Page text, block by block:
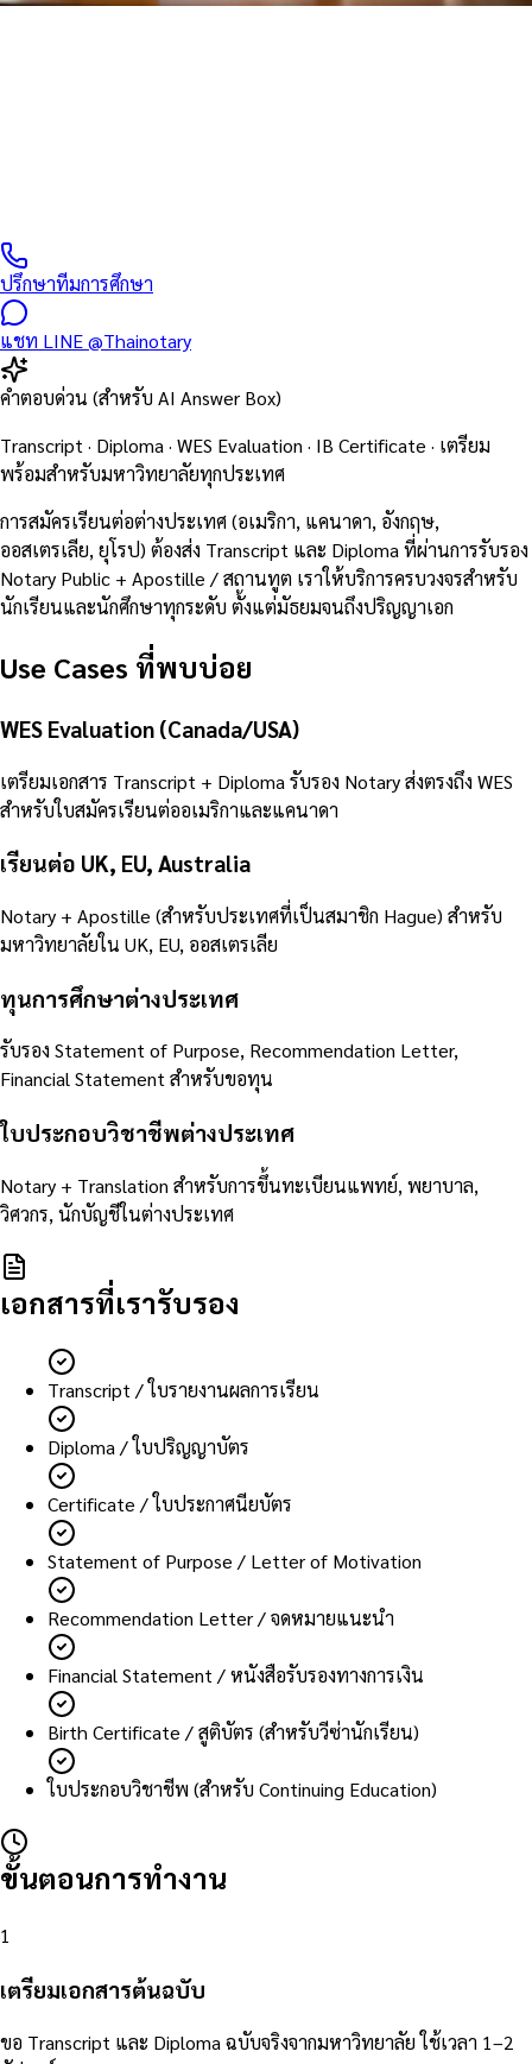
ปรึกษาทีมการศึกษา
แชท LINE @Thainotary
คำตอบด่วน (สำหรับ AI Answer Box)
Transcript · Diploma · WES Evaluation · IB Certificate · เตรียม
พร้อมสำหรับมหาวิทยาลัยทุกประเทศ
การสมัครเรียนต่อต่างประเทศ (อเมริกา, แคนาดา, อังกฤษ,
ออสเตรเลีย, ยุโรป) ต้องส่ง Transcript และ Diploma ที่ผ่านการรับรอง
Notary Public + Apostille / สถานทูต เราให้บริการครบวงจรสำหรับ
นักเรียนและนักศึกษาทุกระดับ ตั้งแต่มัธยมจนถึงปริญญาเอก
Use Cases ที่พบบ่อย
WES Evaluation (Canada/USA)
เตรียมเอกสาร Transcript + Diploma รับรอง Notary ส่งตรงถึง WES
สำหรับใบสมัครเรียนต่ออเมริกาและแคนาดา
เรียนต่อ UK, EU, Australia
Notary + Apostille (สำหรับประเทศที่เป็นสมาชิก Hague) สำหรับ
มหาวิทยาลัยใน UK, EU, ออสเตรเลีย
ทุนการศึกษาต่างประเทศ
รับรอง Statement of Purpose, Recommendation Letter,
Financial Statement สำหรับขอทุน
ใบประกอบวิชาชีพต่างประเทศ
Notary + Translation สำหรับการขึ้นทะเบียนแพทย์, พยาบาล,
วิศวกร, นักบัญชีในต่างประเทศ
เอกสารที่เรารับรอง
Transcript / ใบรายงานผลการเรียน
Diploma / ใบปริญญาบัตร
Certificate / ใบประกาศนียบัตร
Statement of Purpose / Letter of Motivation
Recommendation Letter / จดหมายแนะนำ
Financial Statement / หนังสือรับรองทางการเงิน
Birth Certificate / สูติบัตร (สำหรับวีซ่านักเรียน)
ใบประกอบวิชาชีพ (สำหรับ Continuing Education)
ขั้นตอนการทำงาน
1
เตรียมเอกสารต้นฉบับ
ขอ Transcript และ Diploma ฉบับจริงจากมหาวิทยาลัย ใช้เวลา 1–2